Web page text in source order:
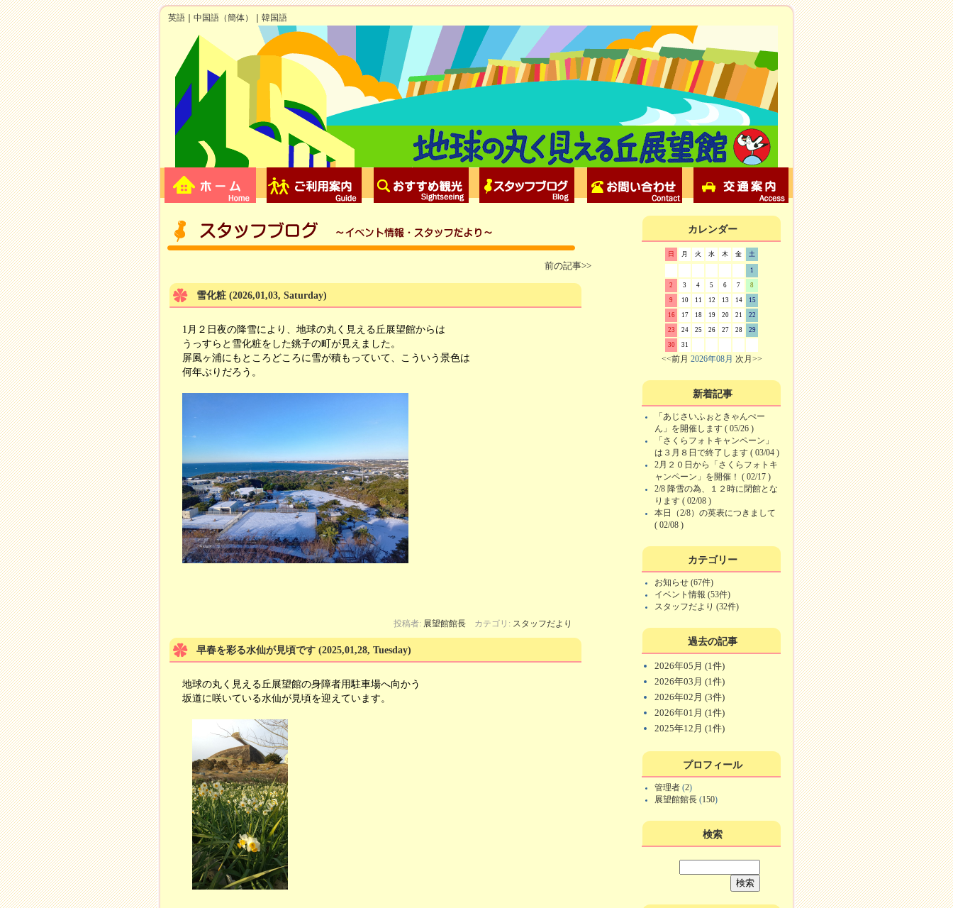
英語 中国語（簡体） 韓国語
前の記事>>
雪化粧 (2026,01,03, Saturday)
1月２日夜の降雪により、地球の丸く見える丘展望館からは
うっすらと雪化粧をした銚子の町が見えました。
屏風ヶ浦にもところどころに雪が積もっていて、こういう景色は
何年ぶりだろう。
投稿者: 展望館館長 カテゴリ: スタッフだより
早春を彩る水仙が見頃です (2025,01,28, Tuesday)
地球の丸く見える丘展望館の身障者用駐車場へ向かう
坂道に咲いている水仙が見頃を迎えています。
カレンダー
日 月 火 水 木 金 土
1
2 3 4 5 6 7 8
9 10 11 12 13 14 15
16 17 18 19 20 21 22
23 24 25 26 27 28 29
30 31
<<前月 2026年08月 次月>>
新着記事
「あじさいふぉときゃんぺー
ん」を開催します ( 05/26 )
「さくらフォトキャンペーン」
は３月８日で終了します ( 03/04 )
2月２０日から「さくらフォトキ
ャンペーン」を開催！ ( 02/17 )
2/8 降雪の為、１２時に閉館とな
ります ( 02/08 )
本日（2/8）の英表につきまして
( 02/08 )
カテゴリー
お知らせ (67件)
イベント情報 (53件)
スタッフだより (32件)
過去の記事
2026年05月 (1件)
2026年03月 (1件)
2026年02月 (3件)
2026年01月 (1件)
2025年12月 (1件)
プロフィール
管理者 (2)
展望館館長 (150)
検索